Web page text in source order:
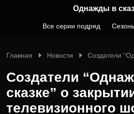
Однажды в
Все серии подряд
Главная Новости Создатели
Создатели
сказке” о
телевизионного